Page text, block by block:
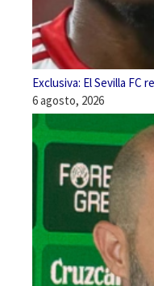
Exclusiva: El Sevilla FC
6 agosto, 2026